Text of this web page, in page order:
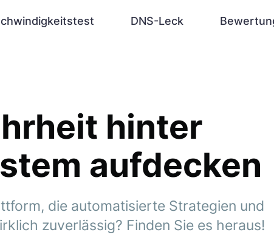
DNS-Leck
hinter
aufdecken
die automatisierte Strategien und
zuverlässig? Finden Sie es heraus!